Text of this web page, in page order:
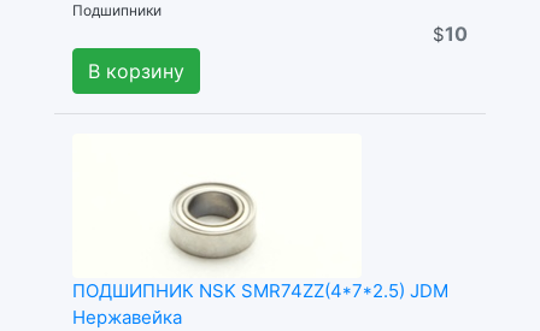
Подшипники
$10
В корзину
ПОДШИПНИК NSK SMR74ZZ(4*7*2.5) JDM
Нержавейка